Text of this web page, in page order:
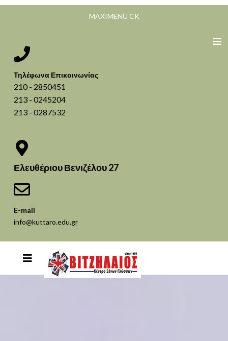
MAXIMENU CK
≡
Τηλέφωνα Επικοινωνίας
210 - 2850451
213 - 0245204
213 - 0287532
Ελευθέριου Βενιζέλου 27
E-mail
info@kuttaro.edu.gr